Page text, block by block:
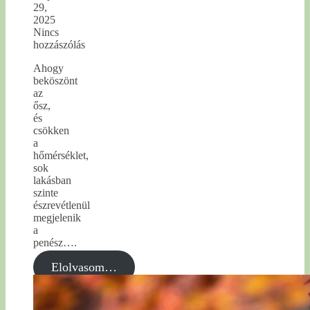
29,
2025
Nincs
hozzászólás
Ahogy
beköszönt
az
ősz,
és
csökken
a
hőmérséklet,
sok
lakásban
szinte
észrevétlenül
megjelenik
a
penész….
Elolvasom…